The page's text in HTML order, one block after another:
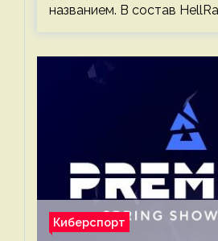
названием. В состав
Киберспорт